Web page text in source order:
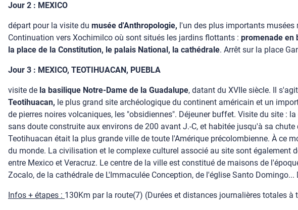
Jour 2 : MEXICO
départ pour la visite du musée d'Anthropologie, l'un des plus importants
Continuation vers Xochimilco où sont situés les jardins flottants : promenade en
la place de la Constitution, le palais National, la cathédrale. Arrêt sur la place
Jour 3 : MEXICO, TEOTIHUACAN, PUEBLA
visite de la basilique Notre-Dame de la Guadalupe, datant du XVIIe siècle. Il
Teotihuacan, le plus grand site archéologique du continent américain et un
de pierres noires volcaniques, les "obsidiennes". Déjeuner buffet. Visite du site :
sans doute construite aux environs de 200 avant J.-C, et habitée jusqu'à sa
Teotihuacan était la plus grande ville de toute l'Amérique précolombienne. À ce
du monde. La civilisation et le complexe culturel associé au site sont également
entre Mexico et Veracruz. Le centre de la ville est constitué de maisons de
Zocalo, de la cathédrale de L'Immaculée Conception, de l'église Santo Domingo...
Infos + étapes : 130Km par la route(7) (Durées et distances journalières totales à